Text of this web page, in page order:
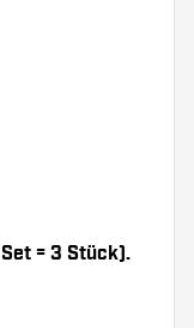
= 3 Stück).